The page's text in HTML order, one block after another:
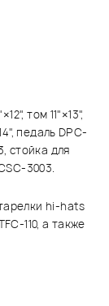
том 11"×13",
педаль DPC-
стойка для
3003.
hi-hats
110, а также